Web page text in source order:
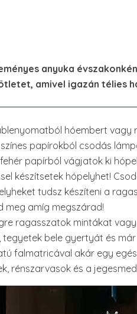
anyuka
amivel igazán télies
hóembert vagy
színes papírokból csodás
papírból vágjatok ki
készítsetek hópelyhet!
tudsz készíteni a
meg amíg megszárad!
ragasszatok mintákat
bele gyertyát és már
falmatricával akár egy
rénszarvasok és a